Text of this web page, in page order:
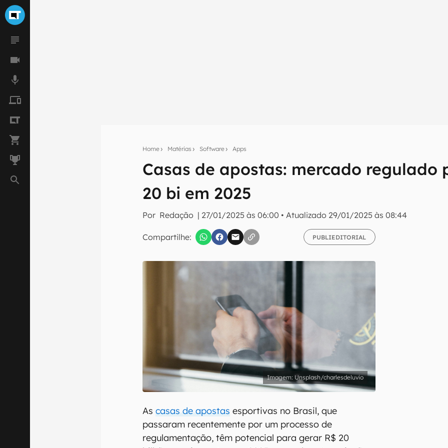
Home Matérias Software Apps
Casas de apostas: mercado regulado
20 bi em 2025
Por Redação | 27/01/2025 às 06:00 •Atualizado 29/01/2025 às 08:44
Compartilhe: PUBLIEDITORIAL
Seu resumo inteligente do mundo tech!
Assine a newsletter do Canaltech e receba notícias e reviews sobre tecnologia
Confirmo que li, aceito e concordo com os
Unsplash/charlesdeluvio
Ascasas de apostas esportivas no Brasil, que
passaram recentemente por um processo de
regulamentação, têm potencial para gerar R$ 20